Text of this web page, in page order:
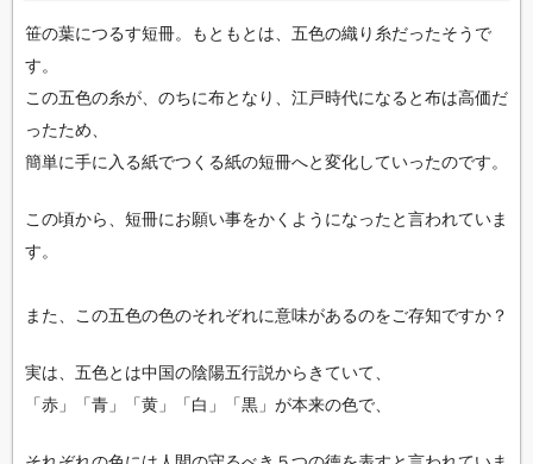
笹の葉につるす短冊。もともとは、五色の織り糸だったそうで
す。
この五色の糸が、のちに布となり、江戸時代になると布は高価だ
ったため、
簡単に手に入る紙でつくる紙の短冊へと変化していったのです。
この頃から、短冊にお願い事をかくようになったと言われていま
す。
また、この五色の色のそれぞれに意味があるのをご存知ですか？
実は、五色とは中国の陰陽五行説からきていて、
「赤」「青」「黄」「白」「黒」が本来の色で、